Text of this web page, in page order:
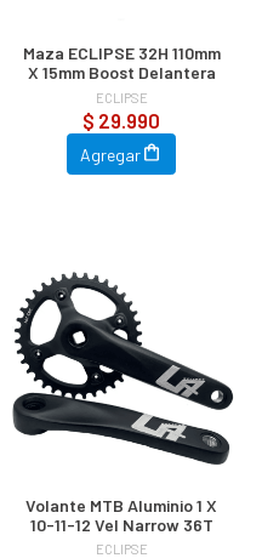
Maza ECLIPSE 32H 110mm
X 15mm Boost Delantera
ECLIPSE
$ 29.990
Agregar
Volante MTB Aluminio 1 X
10-11-12 Vel Narrow 36T
ECLIPSE